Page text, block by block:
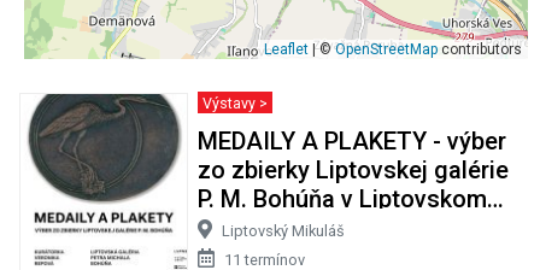
Leaflet | ©OpenStreetMap contributors
Výstavy >
MEDAILY A PLAKETY - výber
zo zbierky Liptovskej galérie
P. M. Bohúňa v Liptovskom
Mikuláši
Liptovský Mikuláš
11 termínov